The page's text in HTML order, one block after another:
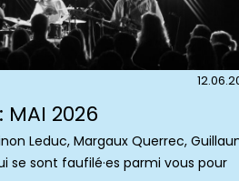
MAI 2026
Leduc, Margaux Querrec,
se sont faufilé·es parmi vous pour